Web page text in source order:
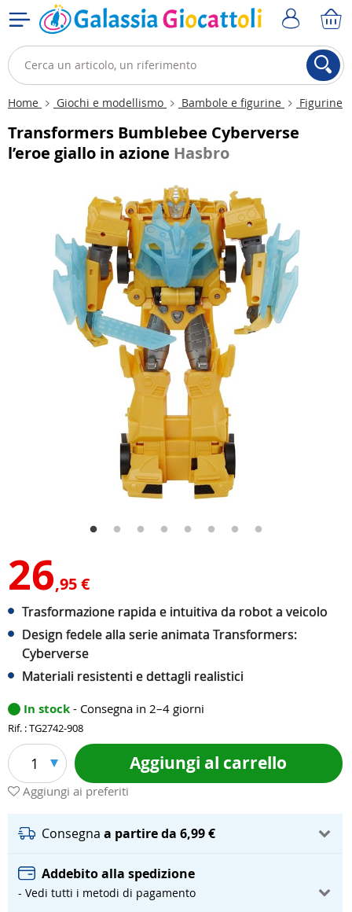
Home Giochi e modellismo Bambole e figurine Figurine
Transformers Bumblebee Cyberverse
l’eroe giallo in azione Hasbro
26,95 €
Trasformazione rapida e intuitiva da robot a veicolo
Design fedele alla serie animata Transformers:
Cyberverse
Materiali resistenti e dettagli realistici
In stock - Consegna in 2–4 giorni
Rif. : TG2742-908
1 Aggiungi al carrello
Aggiungi ai preferiti
Consegna a partire da 6,99 €
Addebito alla spedizione
- Vedi tutti i metodi di pagamento